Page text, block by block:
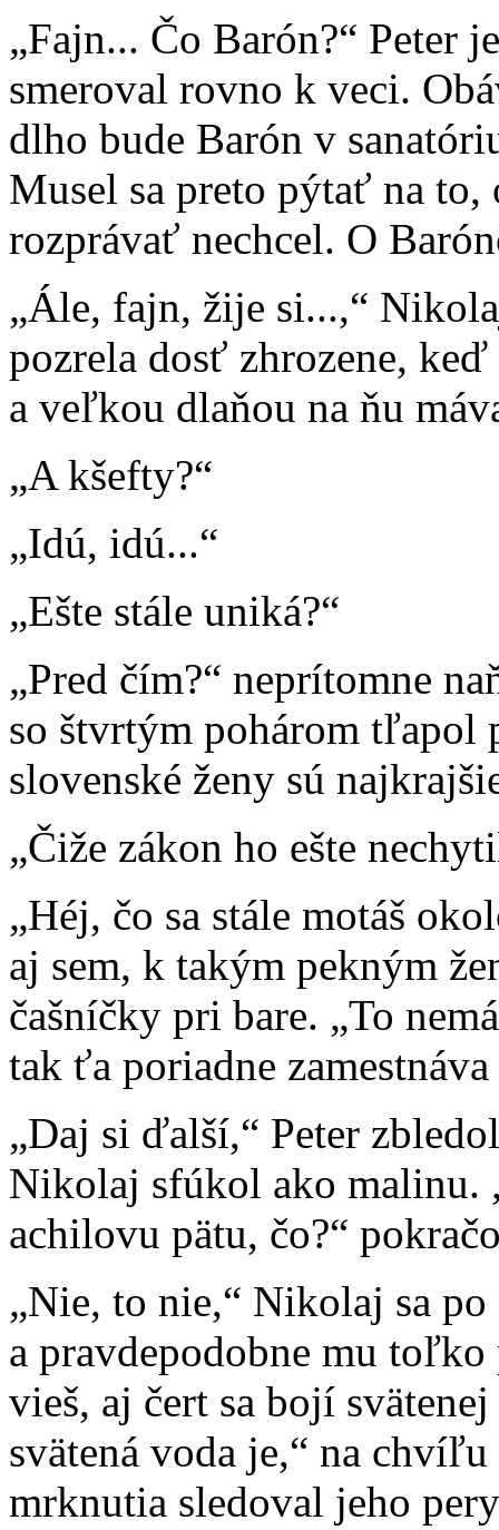
„Fajn... Čo Barón?“ Peter
smeroval rovno k veci.
dlho bude Barón v
Musel sa preto pýtať na
rozprávať nechcel. O
„Ále, fajn, žije si...,“
pozrela dosť zhrozene,
a veľkou dlaňou na ňu
„A kšefty?“
„Idú, idú...“
„Ešte stále uniká?“
„Pred čím?“ neprítomne
so štvrtým pohárom tľapol
slovenské ženy sú
„Čiže zákon ho ešte
„Héj, čo sa stále motáš
aj sem, k takým pekným
čašníčky pri bare. „To
tak ťa poriadne
„Daj si ďalší,“ Peter
Nikolaj sfúkol ako malinu.
achilovu pätu, čo?“
„Nie, to nie,“ Nikolaj sa
a pravdepodobne mu
vieš, aj čert sa bojí
svätená voda je,“ na
mrknutia sledoval jeho